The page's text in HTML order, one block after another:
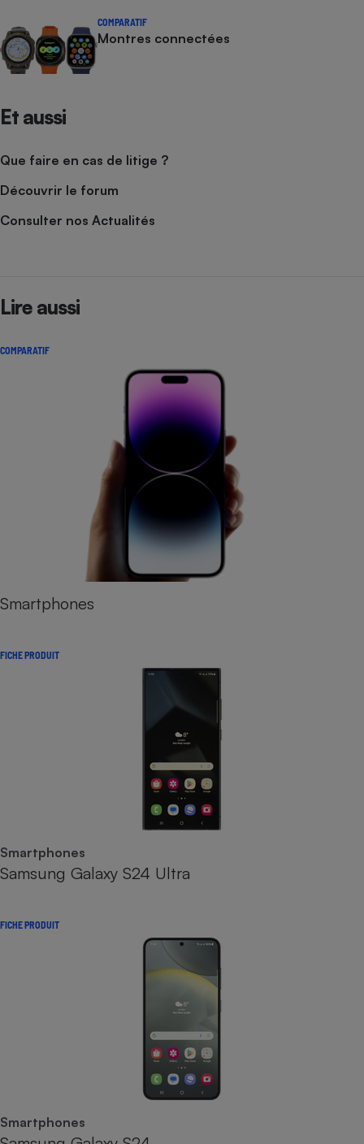
COMPARATIF
Montres connectées
Et aussi
Que faire en cas de litige ?
Découvrir le forum
Consulter nos Actualités
Lire aussi
COMPARATIF
Smartphones
FICHE PRODUIT
Smartphones
Samsung Galaxy S24 Ultra
FICHE PRODUIT
Smartphones